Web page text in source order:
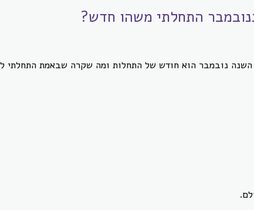
התחלתי משהו חדש?
נובמבר הוא חודש של התחלות ומה שקרה שבאמת התחלתי